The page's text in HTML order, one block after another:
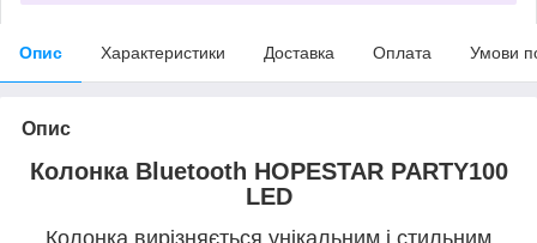
Опис Характеристики Доставка Оплата Умови
Опис
Колонка Bluetooth HOPESTAR PARTY100
LED